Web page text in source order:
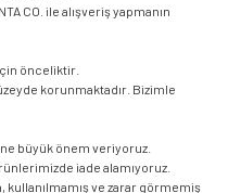
CO. ile alışveriş yapmanın
önceliktir.
korunmaktadır. Bizimle
büyük önem veriyoruz.
iade alamıyoruz.
ve zarar görmemiş